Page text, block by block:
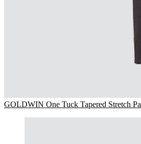
GOLDWIN One Tuck Tapered Stretch